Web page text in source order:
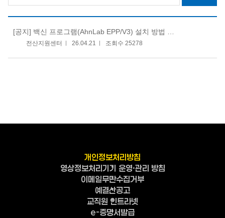
[공지] 백신 프로그램(AhnLab EPP/V3) 설치 방법 안내
전산지원센터 26.04.21 조회수 25278
개인정보처리방침
영상정보처리기기 운영·관리 방침
이메일무단수집거부
예결산공고
교직원 인트라넷
e-증명서발급